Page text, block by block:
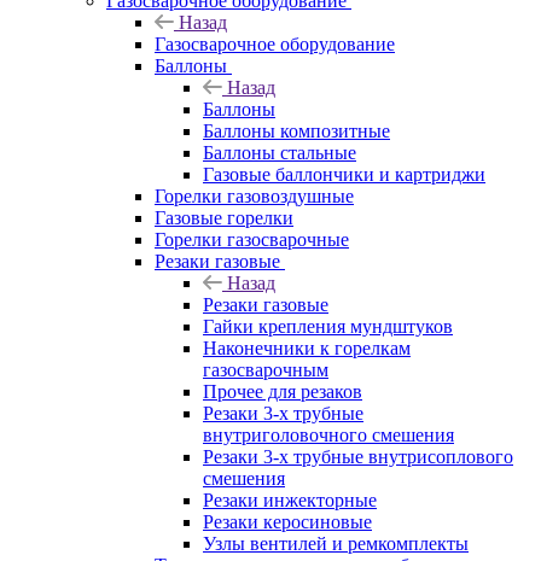
Назад
Газосварочное оборудование
Баллоны
Назад
Баллоны
Баллоны композитные
Баллоны стальные
Газовые баллончики и картриджи
Горелки газовоздушные
Газовые горелки
Горелки газосварочные
Резаки газовые
Назад
Резаки газовые
Гайки крепления мундштуков
Наконечники к горелкам
газосварочным
Прочее для резаков
Резаки 3-х трубные
внутриголовочного смешения
Резаки 3-х трубные внутрисоплового
смешения
Резаки инжекторные
Резаки керосиновые
Узлы вентилей и ремкомплекты